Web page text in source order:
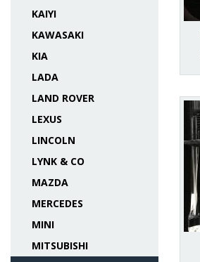
KAIYI
KAWASAKI
KIA
LADA
LAND ROVER
LEXUS
LINCOLN
LYNK & CO
MAZDA
MERCEDES
MINI
MITSUBISHI